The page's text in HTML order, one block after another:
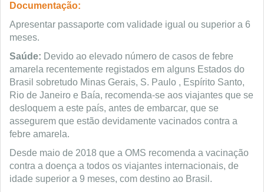
Documentação:
Apresentar passaporte com validade igual ou superior a 6
meses.
Saúde: Devido ao elevado número de casos de febre
amarela recentemente registados em alguns Estados do
Brasil sobretudo Minas Gerais, S. Paulo , Espírito Santo,
Rio de Janeiro e Baía, recomenda-se aos viajantes que se
desloquem a este país, antes de embarcar, que se
assegurem que estão devidamente vacinados contra a
febre amarela.
Desde maio de 2018 que a OMS recomenda a vacinação
contra a doença a todos os viajantes internacionais, de
idade superior a 9 meses, com destino ao Brasil.